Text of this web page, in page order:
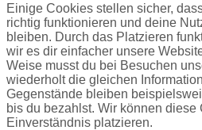
Einige Cookies stellen sicher,
richtig funktionieren und deine
bleiben. Durch das Platzieren
wir es dir einfacher unsere
Weise musst du bei Besuchen
wiederholt die gleichen
Gegenstände bleiben
bis du bezahlst. Wir können diese
Einverständnis platzieren.